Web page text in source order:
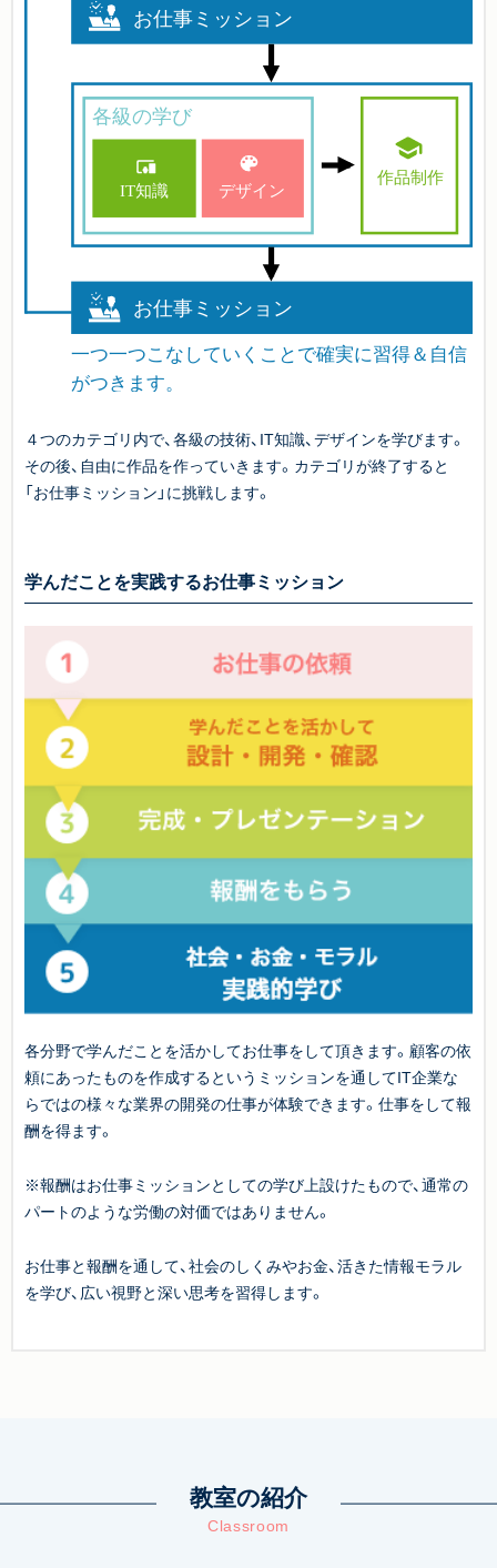
４つのカテゴリ内で、各級の技術、IT知識、デザインを学びます。
その後、自由に作品を作っていきます。カテゴリが終了すると
「お仕事ミッション」に挑戦します。
学んだことを実践するお仕事ミッション
各分野で学んだことを活かしてお仕事をして頂きます。顧客の依
頼にあったものを作成するというミッションを通してIT企業な
らではの様々な業界の開発の仕事が体験できます。仕事をして報
酬を得ます。
※報酬はお仕事ミッションとしての学び上設けたもので、通常の
パートのような労働の対価ではありません。
お仕事と報酬を通して、社会のしくみやお金、活きた情報モラル
を学び、広い視野と深い思考を習得します。
教室の紹介
Classroom